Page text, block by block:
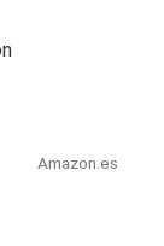
Amazon.es